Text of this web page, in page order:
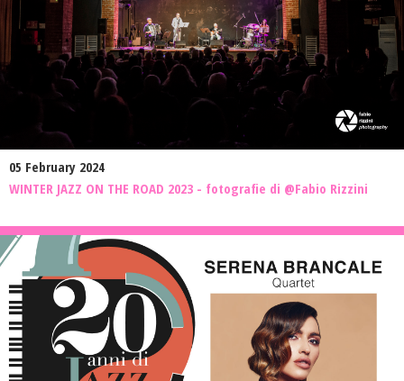
05 February 2024
WINTER JAZZ ON THE ROAD 2023 - fotografie di @Fabio Rizzini